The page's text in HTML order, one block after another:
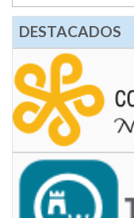
DESTACADOS